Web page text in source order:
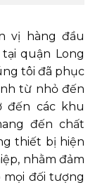
vị hàng đầu
quận Long
tôi đã phục
từ nhỏ đến
đến các khu
đến chất
thiết bị hiện
nhằm đảm
mọi đối tượng